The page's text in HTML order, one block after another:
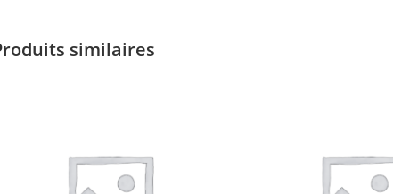
similaires